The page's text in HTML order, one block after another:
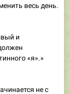
«я».»
сейчас? Вот